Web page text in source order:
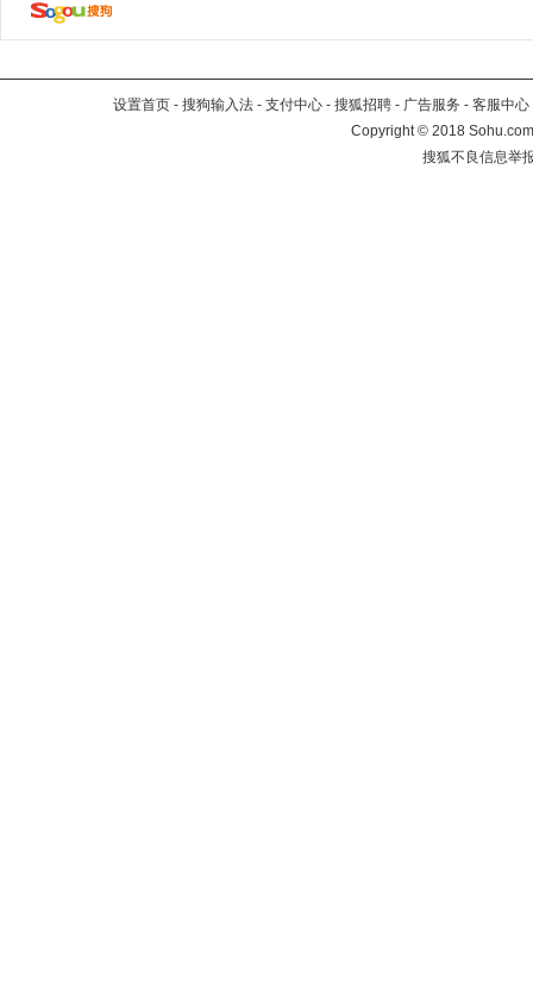
设置首页 - 搜狗输入法 - 支付中心 - 搜狐招聘 - 广告服务 - 客服中心
Copyright©2018
搜狐不良信息举